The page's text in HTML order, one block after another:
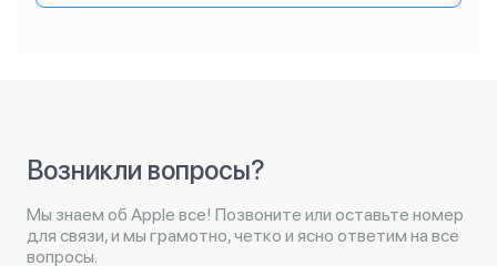
Возникли вопросы?
Мы знаем об Apple все! Позвоните или оставьте номер
для связи, и мы грамотно, четко и ясно ответим на все
вопросы.